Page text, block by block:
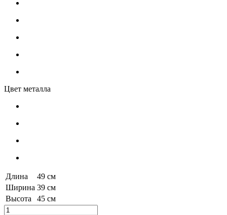
Цвет металла
Длина
49 см
Ширина 39 см
Высота
45 см